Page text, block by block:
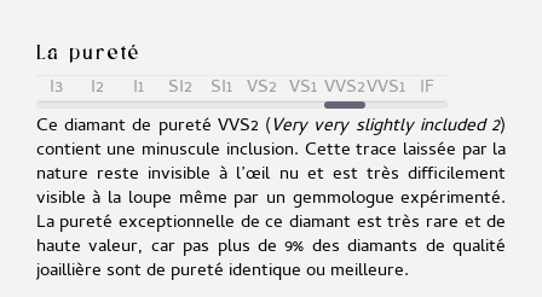
La pureté
I3 I2 I1 SI2 SI1 VS2 VS1 VVS2VVS1 IF
Ce diamant de pureté VVS2 (Very very slightly included 2)
contient une minuscule inclusion. Cette trace laissée par la
nature reste invisible à l’œil nu et est très difficilement
visible à la loupe même par un gemmologue expérimenté.
La pureté exceptionnelle de ce diamant est très rare et de
haute valeur, car pas plus de 9% des diamants de qualité
joaillière sont de pureté identique ou meilleure.